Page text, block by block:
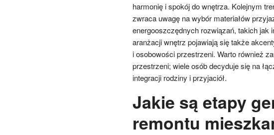
harmonię i spokój do wnętrza. Kolejnym
zwraca uwagę na wybór materiałów
energooszczędnych rozwiązań, takich jak
aranżacji wnętrz pojawiają się także
i osobowości przestrzeni. Warto również
przestrzeni; wiele osób decyduje się na
integracji rodziny i przyjaciół.
Jakie są etapy
remontu